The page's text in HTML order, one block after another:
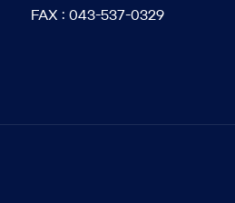
FAX : 043-537-0329